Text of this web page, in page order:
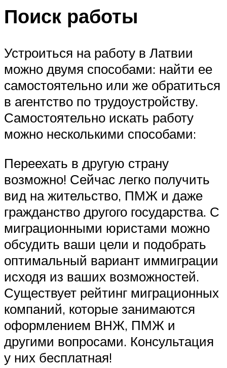
Поиск работы
Устроиться на работу в Латвии
можно двумя способами: найти ее
самостоятельно или же обратиться
в агентство по трудоустройству.
Самостоятельно искать работу
можно несколькими способами:
Переехать в другую страну
возможно! Сейчас легко получить
вид на жительство, ПМЖ и даже
гражданство другого государства. С
миграционными юристами можно
обсудить ваши цели и подобрать
оптимальный вариант иммиграции
исходя из ваших возможностей.
Существует рейтинг миграционных
компаний, которые занимаются
оформлением ВНЖ, ПМЖ и
другими вопросами. Консультация
у них бесплатная!